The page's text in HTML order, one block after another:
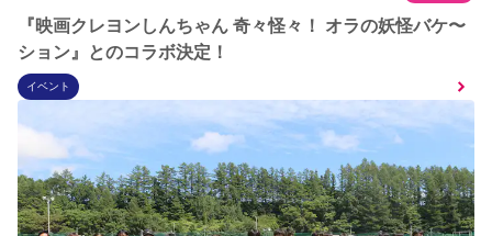
『映画クレヨンしんちゃん 奇々怪々！ オラの妖怪バケ〜
ション』とのコラボ決定！
イベント